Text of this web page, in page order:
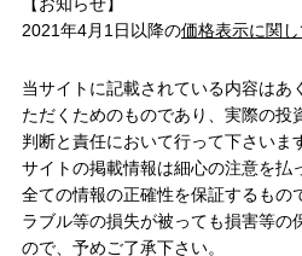
2021年4月1日以降の価格表示に関し
当サイトに記載されている内容はあ
ただくためのものであり、実際の投
判断と責任において行って下さいま
サイトの掲載情報は細心の注意を払
全ての情報の正確性を保証するもの
ラブル等の損失が被っても損害等の
ので、予めご了承下さい。